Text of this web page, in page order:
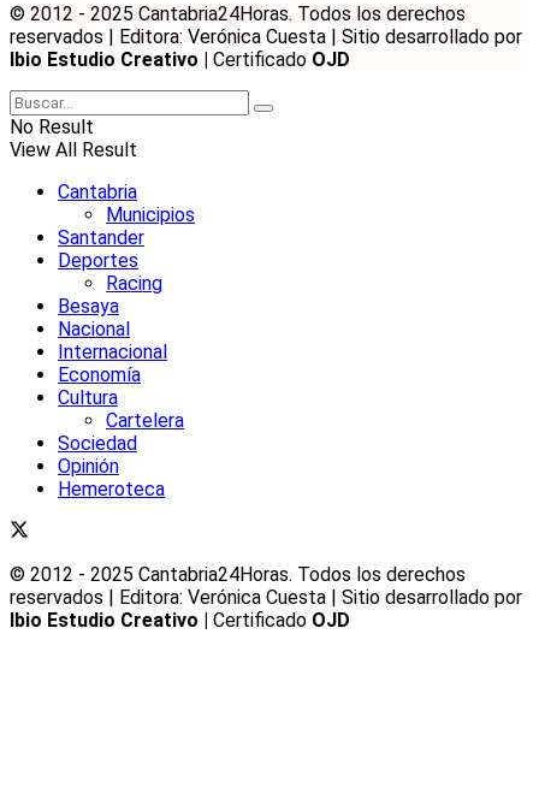
© 2012 - 2025 Cantabria24Horas. Todos los derechos
reservados | Editora: Verónica Cuesta | Sitio desarrollado por
Ibio Estudio Creativo | Certificado OJD
No Result
View All Result
Cantabria
Municipios
Santander
Deportes
Racing
Besaya
Nacional
Internacional
Economía
Cultura
Cartelera
Sociedad
Opinión
Hemeroteca
© 2012 - 2025 Cantabria24Horas. Todos los derechos
reservados | Editora: Verónica Cuesta | Sitio desarrollado por
Ibio Estudio Creativo | Certificado OJD